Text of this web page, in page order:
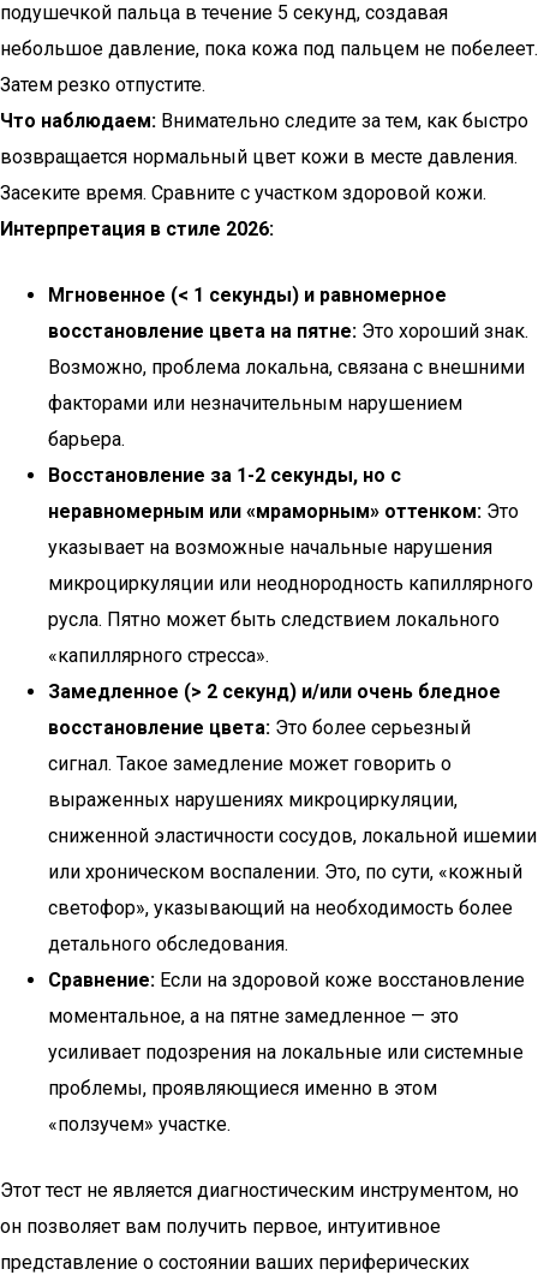
подушечкой пальца в течение 5 секунд, создавая
небольшое давление, пока кожа под пальцем не побелеет.
Затем резко отпустите.
Что наблюдаем: Внимательно следите за тем, как быстро
возвращается нормальный цвет кожи в месте давления.
Засеките время. Сравните с участком здоровой кожи.
Интерпретация в стиле 2026:
Мгновенное (< 1 секунды) и равномерное
восстановление цвета на пятне: Это хороший знак.
Возможно, проблема локальна, связана с внешними
факторами или незначительным нарушением
барьера.
Восстановление за 1-2 секунды, но с
неравномерным или «мраморным» оттенком: Это
указывает на возможные начальные нарушения
микроциркуляции или неоднородность капиллярного
русла. Пятно может быть следствием локального
«капиллярного стресса».
Замедленное (> 2 секунд) и/или очень бледное
восстановление цвета: Это более серьезный
сигнал. Такое замедление может говорить о
выраженных нарушениях микроциркуляции,
сниженной эластичности сосудов, локальной ишемии
или хроническом воспалении. Это, по сути, «кожный
светофор», указывающий на необходимость более
детального обследования.
Сравнение: Если на здоровой коже восстановление
моментальное, а на пятне замедленное — это
усиливает подозрения на локальные или системные
проблемы, проявляющиеся именно в этом
«ползучем» участке.
Этот тест не является диагностическим инструментом, но
он позволяет вам получить первое, интуитивное
представление о состоянии ваших периферических